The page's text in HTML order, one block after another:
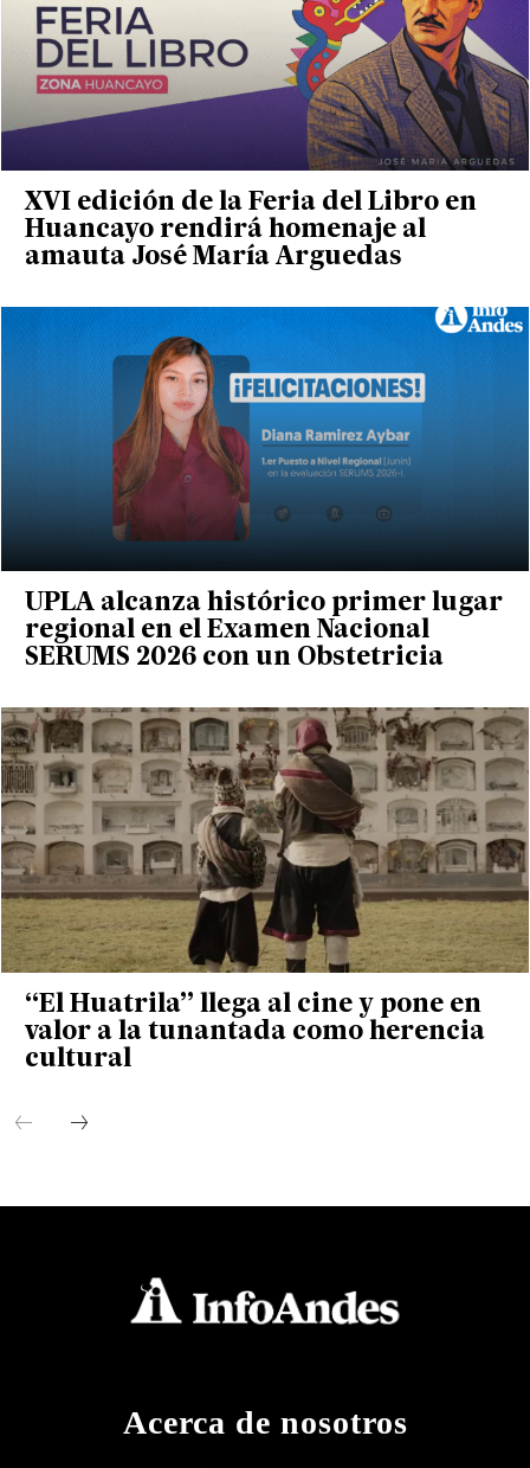
XVI edición de la Feria del Libro en
Huancayo rendirá homenaje al
amauta José María Arguedas
UPLA alcanza histórico primer lugar
regional en el Examen Nacional
SERUMS 2026 con un Obstetricia
“El Huatrila” llega al cine y pone en
valor a la tunantada como herencia
cultural
Acerca de nosotros